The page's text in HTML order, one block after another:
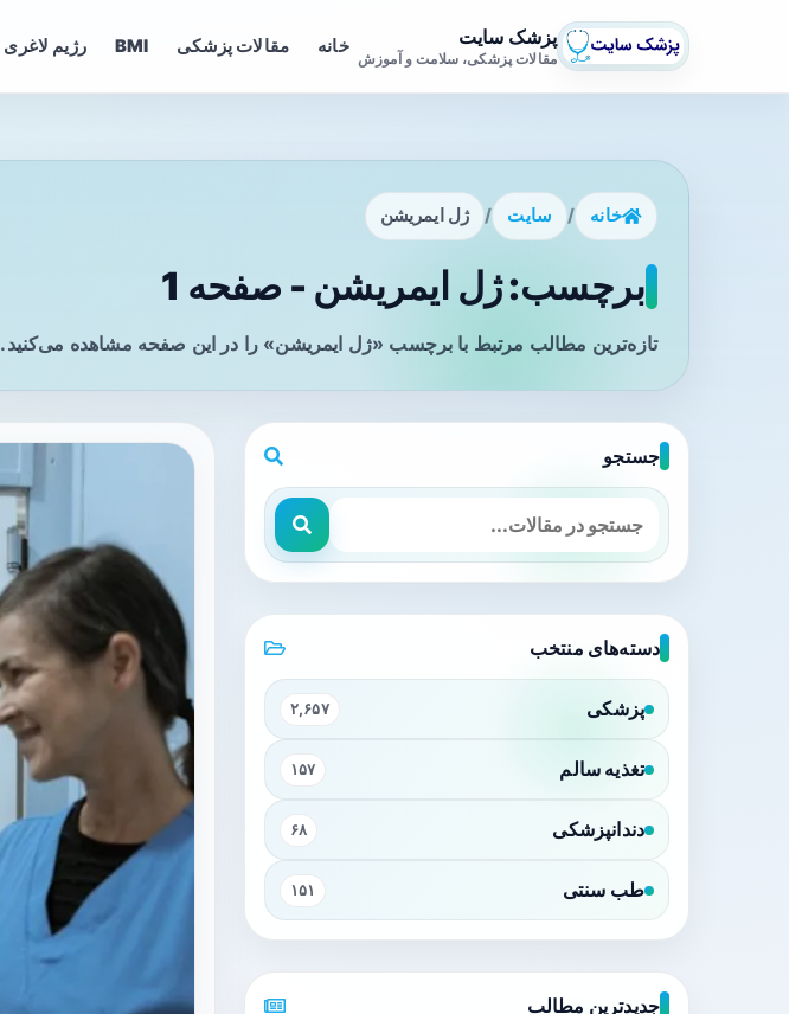
پزشک سایت
مقالات پزشکی، سلامت و آموزش
خانه مقالات پزشکی BMI رژیم لاغری
خانه / سایت / ژل ایمریشن
برچسب: ژل ایمریشن - صفحه 1
تازه‌ترین مطالب مرتبط با برچسب «ژل ایمریشن» را در این صفحه مشاهده می‌کنید.
جستجو
دسته‌های منتخب
پزشکی ۲,۶۵۷
تغذیه سالم ۱۵۷
دندانپزشکی ۶۸
طب سنتی ۱۵۱
جدیدترین مطالب